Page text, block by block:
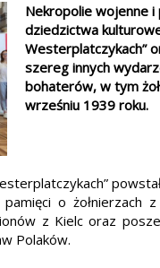
Nekropolie wojenne i
dziedzictwa
Westerplatczykach”
szereg innych
bohaterów, w tym
wrześniu 1939 roku.
o
z Kielc oraz
Polaków.